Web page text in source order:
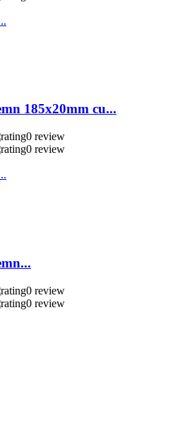
185x20mm cu...
0 review
0 review
0 review
0 review